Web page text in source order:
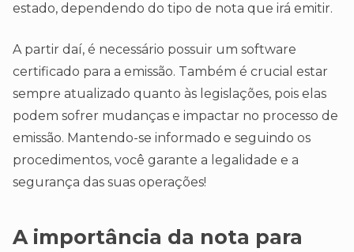
estado, dependendo do tipo de nota que irá emitir.
A partir daí, é necessário possuir um software
certificado para a emissão. Também é crucial estar
sempre atualizado quanto às legislações, pois elas
podem sofrer mudanças e impactar no processo de
emissão. Mantendo-se informado e seguindo os
procedimentos, você garante a legalidade e a
segurança das suas operações!
A importância da nota para